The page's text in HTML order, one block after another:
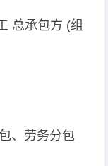
总承包方 (组
、劳务分包